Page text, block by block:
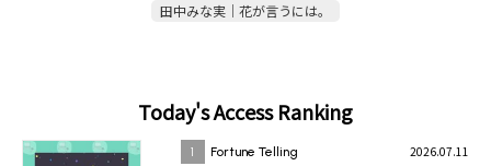
田中みな実｜花が言うには。
Today's Access Ranking
1 Fortune Telling 2026.07.11